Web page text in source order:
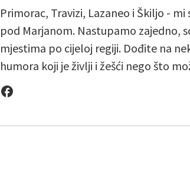
Primorac, Travizi, Lazaneo i Škiljo -
pod Marjanom. Nastupamo zajedno,
mjestima po cijeloj regiji. Dođite na
humora koji je življi i žešći nego što